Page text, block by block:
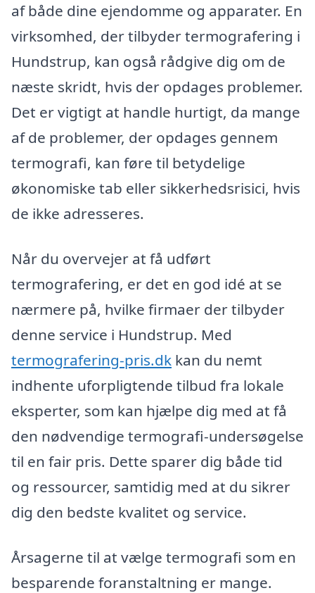
af både dine ejendomme og apparater. En
virksomhed, der tilbyder termografering i
Hundstrup, kan også rådgive dig om de
næste skridt, hvis der opdages problemer.
Det er vigtigt at handle hurtigt, da mange
af de problemer, der opdages gennem
termografi, kan føre til betydelige
økonomiske tab eller sikkerhedsrisici, hvis
de ikke adresseres.
Når du overvejer at få udført
termografering, er det en god idé at se
nærmere på, hvilke firmaer der tilbyder
denne service i Hundstrup. Med
termografering-pris.dk kan du nemt
indhente uforpligtende tilbud fra lokale
eksperter, som kan hjælpe dig med at få
den nødvendige termografi-undersøgelse
til en fair pris. Dette sparer dig både tid
og ressourcer, samtidig med at du sikrer
dig den bedste kvalitet og service.
Årsagerne til at vælge termografi som en
besparende foranstaltning er mange.